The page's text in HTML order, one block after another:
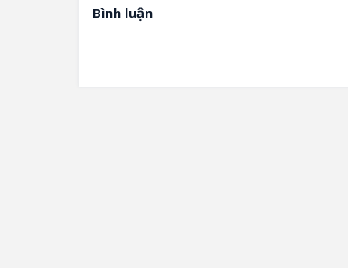
Bình luận